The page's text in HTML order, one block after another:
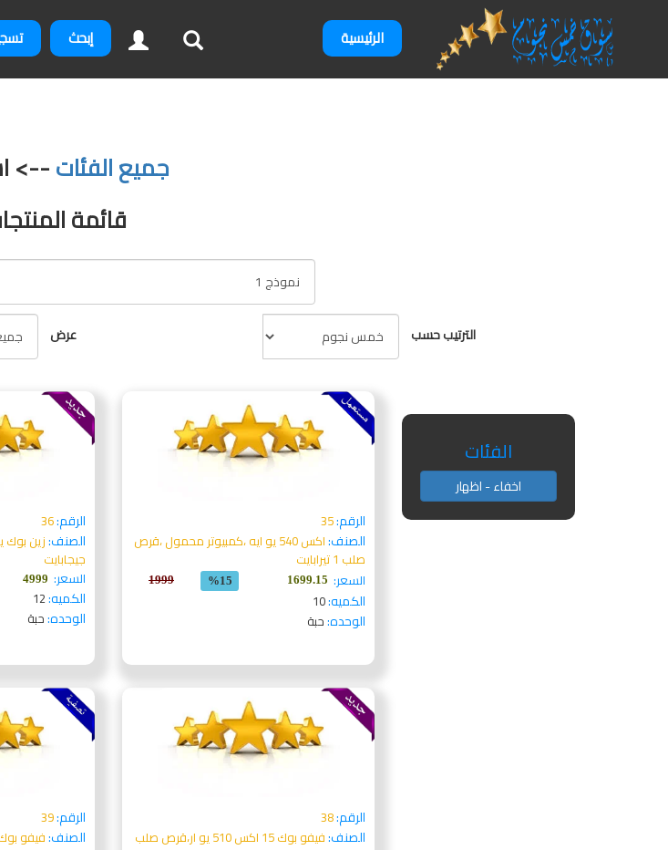
الرئيسية إبحث
جميع الفئات-->
قائمة
الترتيب حسب عرض
الفئات
اخفاء - اظهار
الرقم:35
الصنف:
اكس 540 يو ايه ،كمبيوتر محمول ،قرص
صلب 1 تيرابايت
السعر: 1699.15
%15
1999
الكميه:10
الوحده:حبة
الرقم:36
الصنف:
جيجابايت
السعر: 4999
الكميه:12
الوحده:حبة
الرقم:38
الصنف:فيفو بوك 15 اكس 510 يو ار،قرص صلب
الرقم:39
الصنف: